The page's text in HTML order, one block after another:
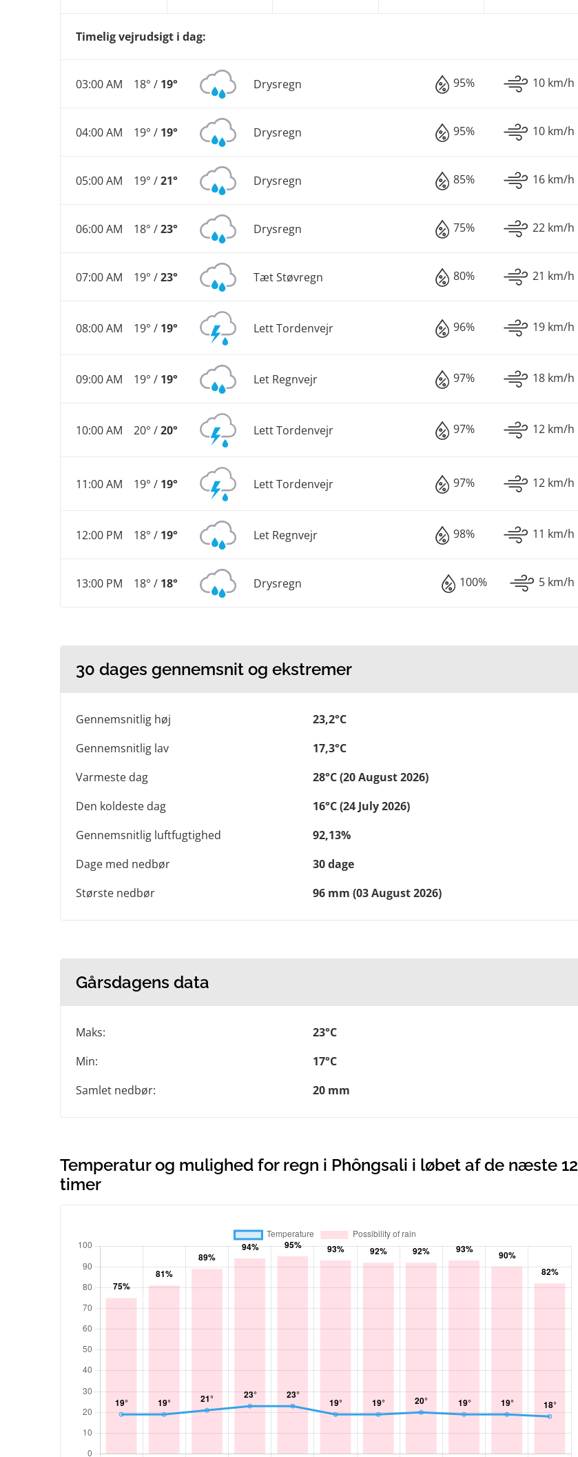
Timelig vejrudsigt i dag:
03:00 AM 18° / 19° Drysregn 95% 10 km/h
04:00 AM 19° / 19° Drysregn 95% 10 km/h
05:00 AM 19° /21° Drysregn 85% 16 km/h
06:00 AM 18° /23° Drysregn 75% 22 km/h
07:00 AM 19° /23° Tæt Støvregn 80% 21 km/h
08:00 AM 19° / 19° Lett Tordenvejr 96% 19 km/h
09:00 AM 19° / 19° Let Regnvejr 97% 18 km/h
10:00 AM 20° /20° Lett Tordenvejr 97% 12 km/h
11:00 AM 19° / 19° Lett Tordenvejr 97% 12 km/h
12:00 PM 18° / 19° Let Regnvejr 98% 11 km/h
13:00 PM 18° / 18° Drysregn 100% 5 km/h
30 dages gennemsnit og ekstremer
Gennemsnitlig høj
23,2°C
Gennemsnitlig lav
17,3°C
Varmeste dag
28°C (20 August 2026)
Den koldeste dag
16°C (24 July 2026)
Gennemsnitlig luftfugtighed
92,13%
Dage med nedbør
30 dage
Største nedbør
96 mm (03 August 2026)
Gårsdagens data
Maks:
23°C
Min:
17°C
Samlet nedbør:
20 mm
Temperatur og mulighed for regn i Phôngsali i løbet af de næste 12
timer